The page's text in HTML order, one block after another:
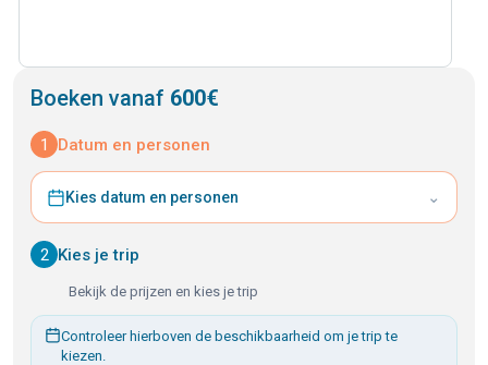
Boeken vanaf 600€
1 Datum en personen
Kies datum en personen ⌄
2 Kies je trip
Bekijk de prijzen en kies je trip
Controleer hierboven de beschikbaarheid om je trip te
kiezen.